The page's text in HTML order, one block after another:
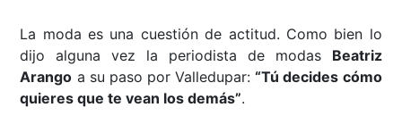
La moda es una cuestión de actitud. Como bien lo
dijo alguna vez la periodista de modas Beatriz
Arango a su paso por Valledupar:“Tú decides cómo
quieres que te vean los demás”.